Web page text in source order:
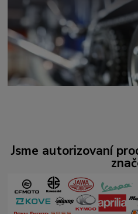
Jsme autorizovaní